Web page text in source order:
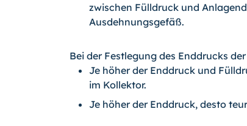
zwischen Fülldruck und
Ausdehnungsgefäß.
Bei der Festlegung des Enddrucks
Je höher der Enddruck und
im Kollektor.
Je höher der Enddruck, desto